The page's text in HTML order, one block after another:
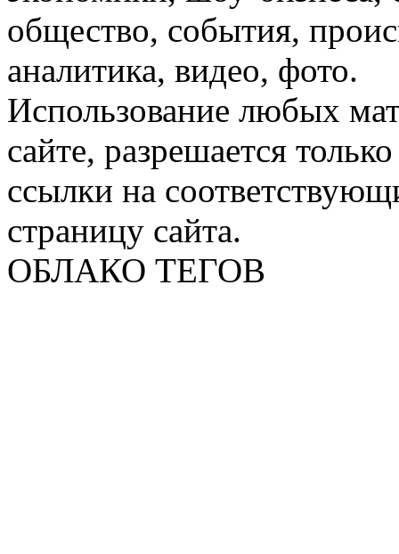
общество, события,
аналитика, видео, фото.
Использование любых
сайте, разрешается
ссылки на
страницу сайта.
ОБЛАКО ТЕГОВ